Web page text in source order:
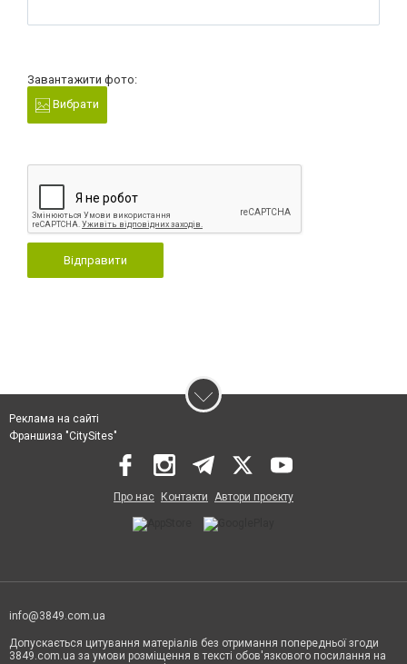
Завантажити фото:
Вибрати
Відправити
Реклама на сайті
Франшиза "CitySites"
Про нас Контакти Автори проєкту
info@3849.com.ua
Допускається цитування матеріалів без отримання попередньої згоди
3849.com.ua за умови розміщення в тексті обов'язкового посилання на